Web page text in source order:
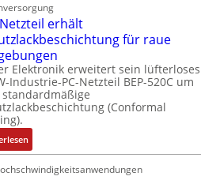
o
s
e
M
u
l
t
u
r
b
e
s
s
e
r
L
erhält
für raue
Elektronik erweitert sein lüfterloses
Industrie-PC-Netzteil BEP-520C um
(Conformal
:
I
P